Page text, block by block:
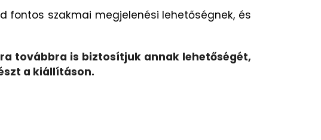
fontos szakmai megjelenési lehetőségnek, és
továbbra is biztosítjuk annak lehetőségét,
a kiállításon.